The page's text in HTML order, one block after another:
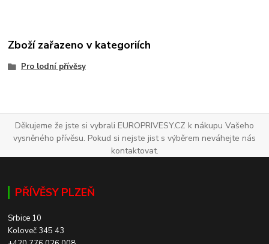
Zboží zařazeno v kategoriích
Pro lodní přívěsy
Děkujeme že jste si vybrali EUROPRIVESY.CZ k nákupu Vašeho
vysněného přívěsu. Pokud si nejste jist s výběrem neváhejte nás
kontaktovat.
PŘÍVĚSY PLZEŇ
Srbice 10
Koloveč 345 43